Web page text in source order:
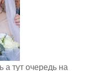
тут очередь на